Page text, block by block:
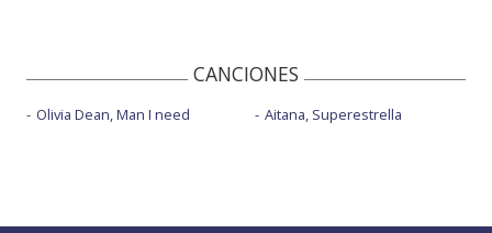
CANCIONES
Olivia Dean, Man I need Aitana, Superestrella